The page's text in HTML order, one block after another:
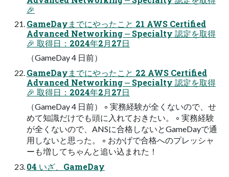
🎉
GameDayまでにやったこと 21 AWS Certified
Advanced Networking ‒ Specialty 認定を取得
🎉 取得⽇：2024年2⽉27⽇
（GameDay 4 ⽇前）
GameDayまでにやったこと 22 AWS Certified
Advanced Networking ‒ Specialty 認定を取得
🎉 取得⽇：2024年2⽉27⽇
（GameDay 4 ⽇前） ◦ 実務経験が全くないので、せ
めて知識だけでも頭に⼊れておきたい。 ◦ 実務経験
が全くないので、ANSに合格しないとGameDayで通
⽤しないと思った。 ◦ おかげで合格へのプレッシャ
ーも増してちゃんと追い込まれた！
04 いざ、GameDay